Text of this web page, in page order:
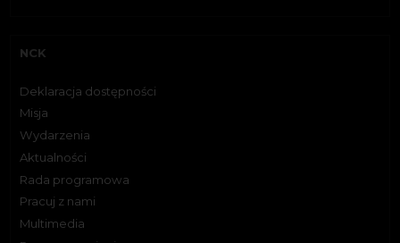
NCK
Deklaracja dostępności
Misja
Wydarzenia
Aktualności
Rada programowa
Pracuj z nami
Multimedia